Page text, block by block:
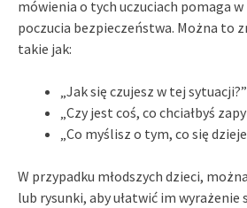
mówienia o tych uczuciach pomaga
poczucia bezpieczeństwa. Można to
takie jak:
„Jak się czujesz w tej sytuacji?”
„Czy jest coś, co chciałbyś
„Co myślisz o tym, co się
W przypadku młodszych dzieci,
lub rysunki, aby ułatwić im wyrażenie